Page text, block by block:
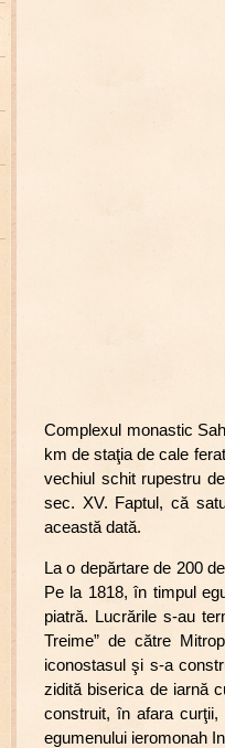
Complexul monastic
km de staţia de cale
vechiul schit rupestru
sec. XV. Faptul, că
această dată.
La o depărtare de 200
Pe la 1818, în timpul
piatră. Lucrările s-au
Treime” de către
iconostasul şi s-a
zidită biserica de iarnă
construit, în afara
egumenului ieromonah